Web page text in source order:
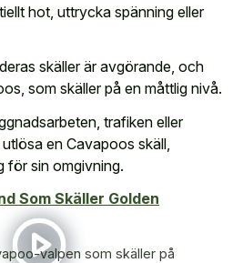
hot, uttrycka spänning eller
skäller är avgörande, och
som skäller på en måttlig nivå.
trafiken eller
en Cavapoos skäll,
för sin omgivning.
Som Skäller Golden
valpen som skäller på